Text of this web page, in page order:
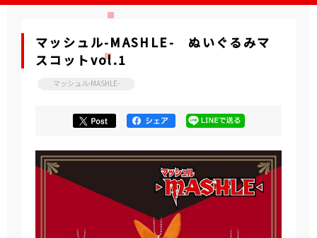
マッシュル-MASHLE- ぬいぐるみマ
スコットvol.1
マッシュル-MASHLE-